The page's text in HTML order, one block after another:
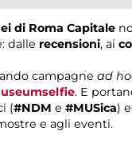
di Roma Capitale
dalle recensioni, ai
campagne ad
. E
(#NDM e #MUSica)
e agli eventi.